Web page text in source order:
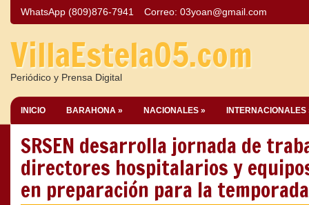
WhatsApp (809)876-7941 Correo: 03yoan@gmail.com
VillaEstela05.com
Periódico y Prensa Digital
INICIO BARAHONA » NACIONALES » INTERNACIONALES
SRSEN desarrolla jornada de
directores hospitalarios y
en preparación para la